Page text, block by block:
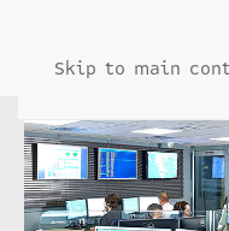
Skip to main